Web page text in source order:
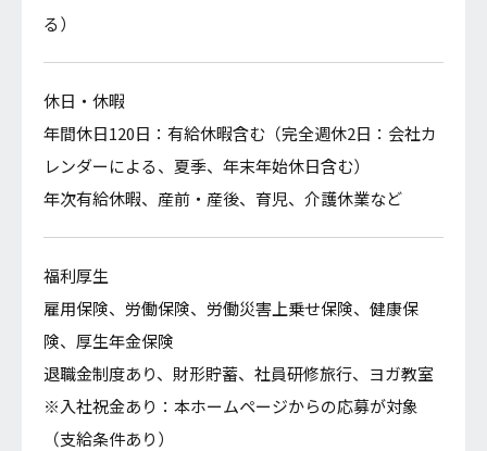
福利厚生
雇用保険、労働保険、労働災害上乗せ保険、健康保
険、厚生年金保険
退職金制度あり、財形貯蓄、社員研修旅行、ヨガ教室
選考方法
一般常識、適性検査、面接
提出書類
履歴書、卒業見込証明書、成績証明書
お問合せ
る）
休日・休暇
年間休日120日：有給休暇含む（完全週休2日：会社カ
レンダーによる、夏季、年末年始休日含む）
年次有給休暇、産前・産後、育児、介護休業など
福利厚生
雇用保険、労働保険、労働災害上乗せ保険、健康保
険、厚生年金保険
退職金制度あり、財形貯蓄、社員研修旅行、ヨガ教室
※入社祝金あり：本ホームページからの応募が対象
（支給条件あり）